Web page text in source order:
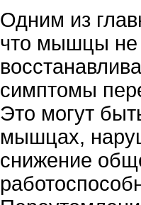
Одним из
что мышцы не
симптомы
Это могут
мышцах,
снижение